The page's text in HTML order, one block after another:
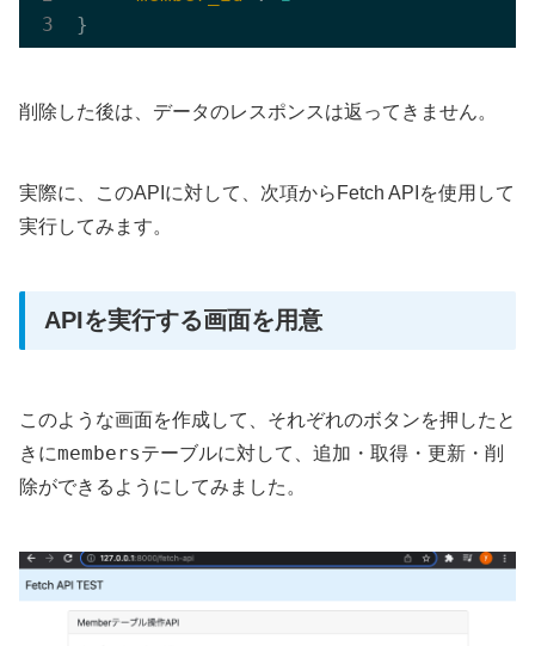
削除した後は、データのレスポンスは返ってきません。
実際に、このAPIに対して、次項からFetch APIを使用して
実行してみます。
APIを実行する画面を用意
このような画面を作成して、それぞれのボタンを押したと
きにmembersテーブルに対して、追加・取得・更新・削
除ができるようにしてみました。